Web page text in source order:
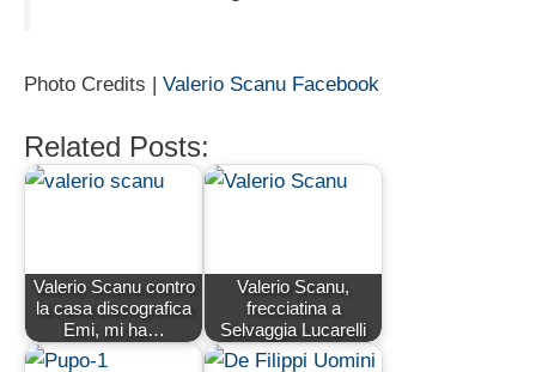
Photo Credits | Valerio Scanu Facebook
Related Posts:
Valerio Scanu contro
la casa discografica
Emi, mi ha…
Valerio Scanu,
frecciatina a
Selvaggia Lucarelli